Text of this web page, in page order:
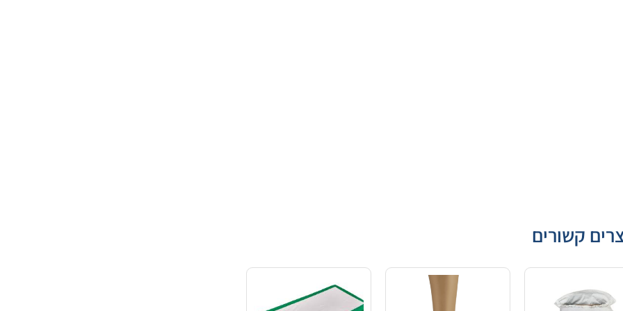
קשורים